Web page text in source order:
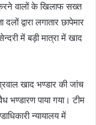
वालों के खिलाफ सख्त
द्वारा लगातार छापेमार
में बड़ी मात्रा में खाद
खाद भण्डार की जांच
भण्डारण पाया गया। टीम
न्यायालय में